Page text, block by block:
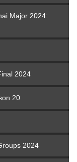
Major 2024:
2024
20
2024